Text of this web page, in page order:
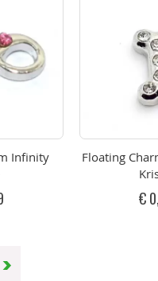
Infinity
Floating
€
Pagina
>